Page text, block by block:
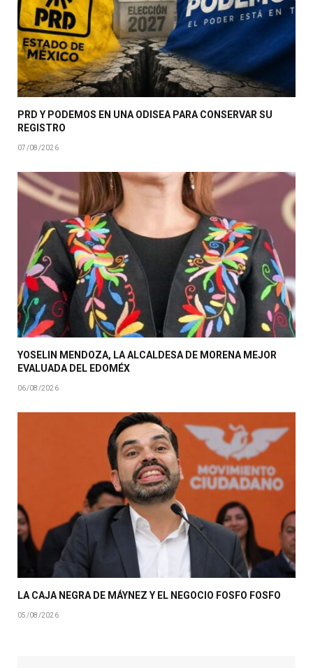
PRD Y PODEMOS EN UNA ODISEA PARA CONSERVAR SU
REGISTRO
07/08/2026
YOSELIN MENDOZA, LA ALCALDESA DE MORENA MEJOR
EVALUADA DEL EDOMÉX
06/08/2026
LA CAJA NEGRA DE MÁYNEZ Y EL NEGOCIO FOSFO FOSFO
05/08/2026